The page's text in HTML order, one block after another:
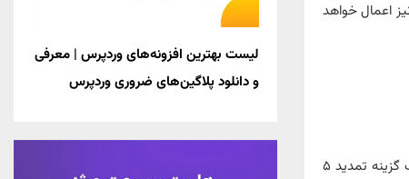
اعمال خواهد
یکی از نکات در رابطه با دامنه های ir، امکان تمدید ۵ ساله است. کاربران می‌ توانند با انتخاب گزینه تمدید ۵
لیست بهترین افزونه‌های وردپرس | معرفی
و دانلود پلاگین‌های ضروری وردپرس